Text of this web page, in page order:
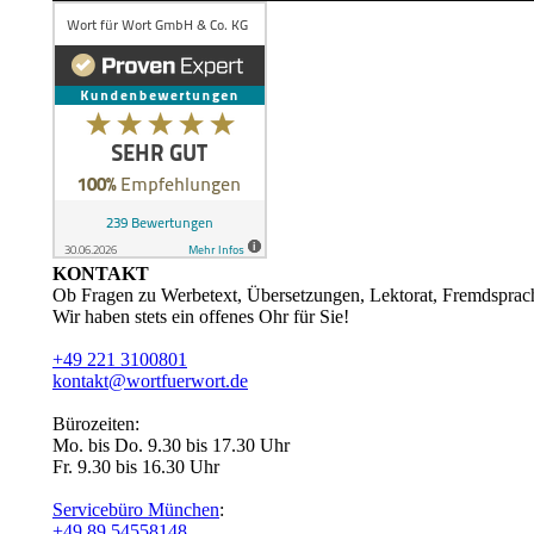
KONTAKT
Ob Fragen zu Werbetext, Übersetzungen, Lektorat,
Wir haben stets ein offenes Ohr für Sie!
+49 221 3100801
kontakt@wortfuerwort.de
Bürozeiten:
Mo. bis Do. 9.30 bis 17.30 Uhr
Fr. 9.30 bis 16.30 Uhr
Servicebüro München: